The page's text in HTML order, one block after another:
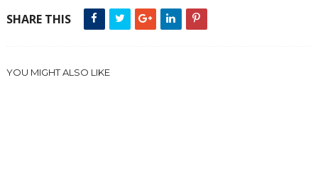
SHARE THIS
YOU MIGHT ALSO LIKE